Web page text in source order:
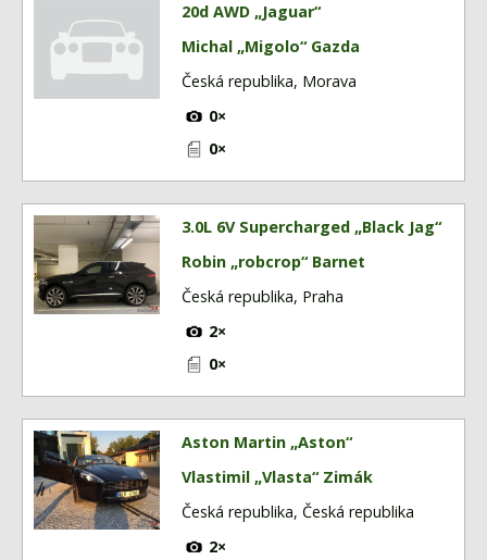
20d AWD „Jaguar“
Michal „Migolo“ Gazda
Česká republika, Morava
0×
0×
3.0L 6V Supercharged „Black Jag“
Robin „robcrop“ Barnet
Česká republika, Praha
2×
0×
Aston Martin „Aston“
Vlastimil „Vlasta“ Zimák
Česká republika, Česká republika
2×